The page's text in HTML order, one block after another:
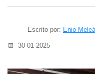
Escrito por: Enio
30-01-2025